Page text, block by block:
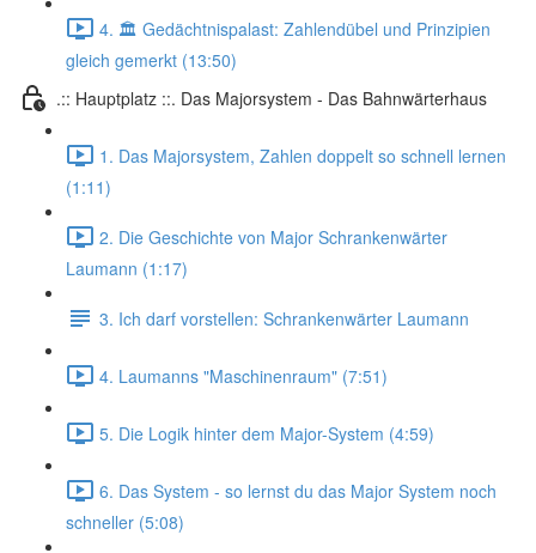
4. 🏛️ Gedächtnispalast: Zahlendübel und Prinzipien
gleich gemerkt (13:50)
.:: Hauptplatz ::. Das Majorsystem - Das Bahnwärterhaus
1. Das Majorsystem, Zahlen doppelt so schnell lernen
(1:11)
2. Die Geschichte von Major Schrankenwärter
Laumann (1:17)
3. Ich darf vorstellen: Schrankenwärter Laumann
4. Laumanns "Maschinenraum" (7:51)
5. Die Logik hinter dem Major-System (4:59)
6. Das System - so lernst du das Major System noch
schneller (5:08)